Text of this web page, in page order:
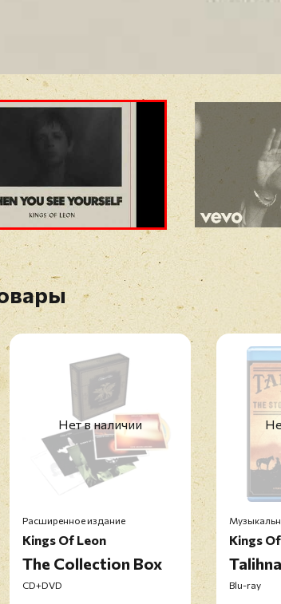
Нет в наличии
Расширенное издание
Kings Of Leon
The Collection Box
CD+DVD
Kings
Blu-ray